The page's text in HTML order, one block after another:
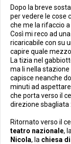
Dopo la breve
per vedere le cose
che me la rifaccio
Così mi reco ad
ricaricabile con su
capire quale
La tizia nel
ma li nella
capisce neanche
minuti ad
che porta verso il
direzione sbagliata
Ritornato verso il
teatro nazionale, la
Nicola, la chiesa